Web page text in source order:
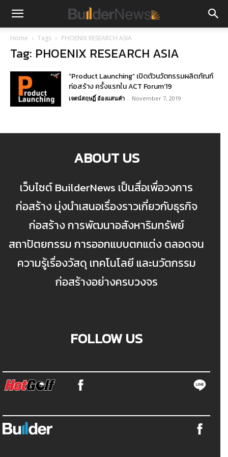
Home Tags PHOENIX RESEARCH ASIA
Tag: PHOENIX RESEARCH ASIA
“Product Launching” เปิดตัวนวัตกรรมผลิตภัณฑ์
ก่อสร้าง ครั้งแรกใน ACT Forum’19
เจตน์สฤษฏิ์ อ้องแสนคำ - November 7, 2019
ABOUT US
เว็บไซต์ BuilderNews เป็นสื่อเพื่อวงการ
ก่อสร้าง มุ่งนำเสนอเรื่องราวเกี่ยวกับธุรกิจ
ก่อสร้าง การพัฒนาอสังหาริมทรัพย์
สถาปัตยกรรม การออกแบบตกแต่ง ตลอดจน
ความรู้เรื่องวัสดุ เทคโนโลยี และนวัตกรรม
ก่อสร้างอย่างครบวงจร
FOLLOW US